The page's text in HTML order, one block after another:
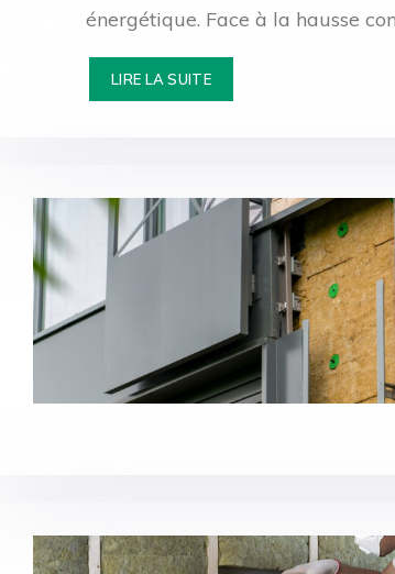
énergétique. Face à la hausse
LIRE LA SUITE